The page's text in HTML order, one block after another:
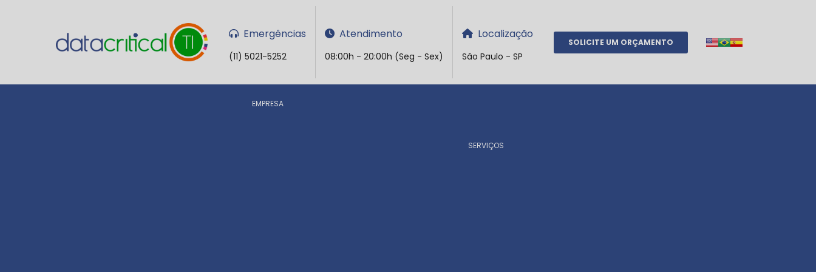
Emergências
(11) 5021-5252
Atendimento
08:00h - 20:00h (Seg - Sex)
Localização
São Paulo - SP
SOLICITE UM ORÇAMENTO
EMPRESA
SERVIÇOS